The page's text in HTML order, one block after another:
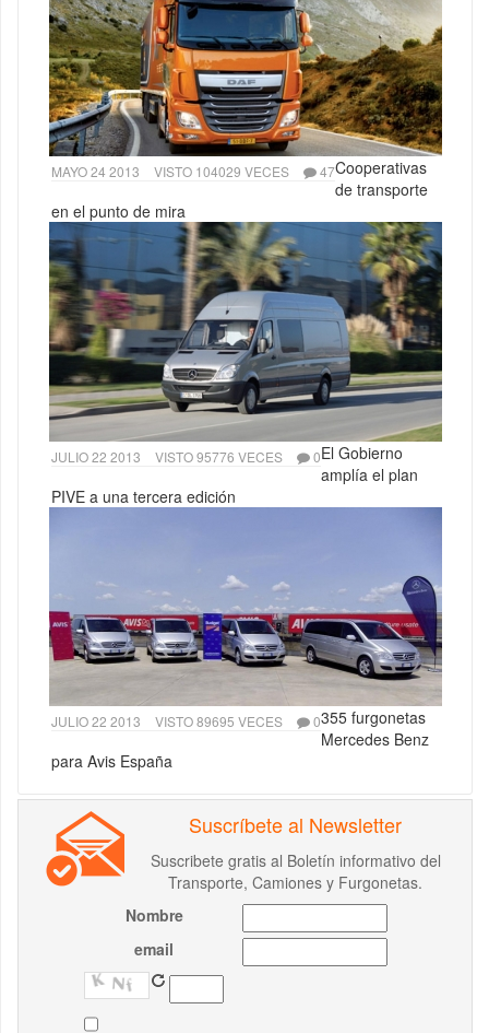
MAYO 24 2013 VISTO 104029 VECES 47Cooperativas
de transporte
en el punto de mira
JULIO 22 2013 VISTO 95776 VECES 0El Gobierno
amplía el plan
PIVE a una tercera edición
JULIO 22 2013 VISTO 89695 VECES 0355 furgonetas
Mercedes Benz
para Avis España
Suscríbete al Newsletter
Suscribete gratis al Boletín informativo del
Transporte, Camiones y Furgonetas.
Nombre
email